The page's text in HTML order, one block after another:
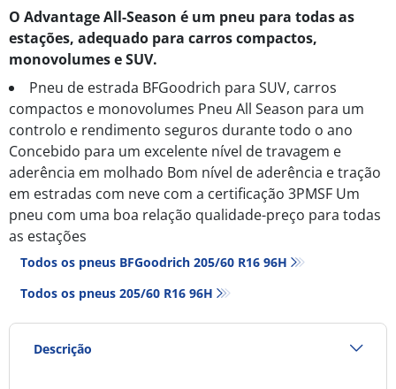
O Advantage All-Season é um pneu para todas as
estações, adequado para carros compactos,
monovolumes e SUV.
Pneu de estrada BFGoodrich para SUV, carros
compactos e monovolumes Pneu All Season para um
controlo e rendimento seguros durante todo o ano
Concebido para um excelente nível de travagem e
aderência em molhado Bom nível de aderência e tração
em estradas com neve com a certificação 3PMSF Um
pneu com uma boa relação qualidade-preço para todas
as estações
Todos os pneus BFGoodrich 205/60 R16 96H
Todos os pneus‎ 205/60 R16 96H
Descrição